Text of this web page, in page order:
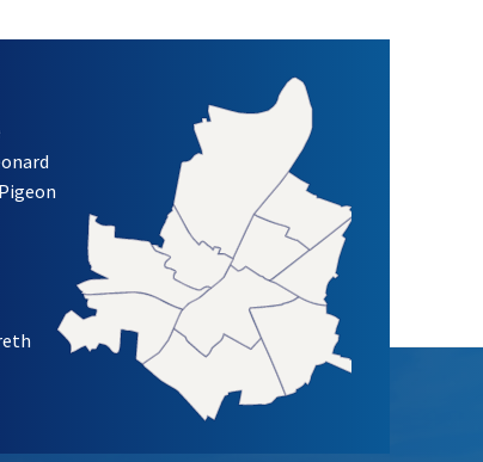
D'INFORMATION DE LA VILLE D'ANGERS